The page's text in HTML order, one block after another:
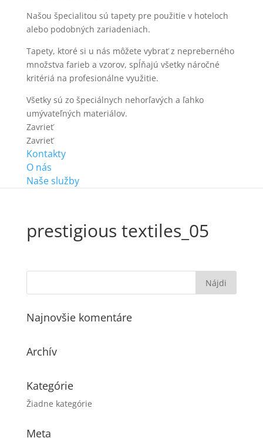
Našou špecialitou sú tapety pre použitie v hoteloch
alebo podobných zariadeniach.
Tapety, ktoré si u nás môžete vybrať z nepreberného
množstva farieb a vzorov, spĺňajú všetky náročné
kritériá na profesionálne využitie.
Všetky sú zo špeciálnych nehorľavých a ľahko
umývateľných materiálov.
Zavrieť
Zavrieť
Kontakty
O nás
Naše služby
prestigious textiles_05
Najnovšie komentáre
Archív
Kategórie
Žiadne kategórie
Meta